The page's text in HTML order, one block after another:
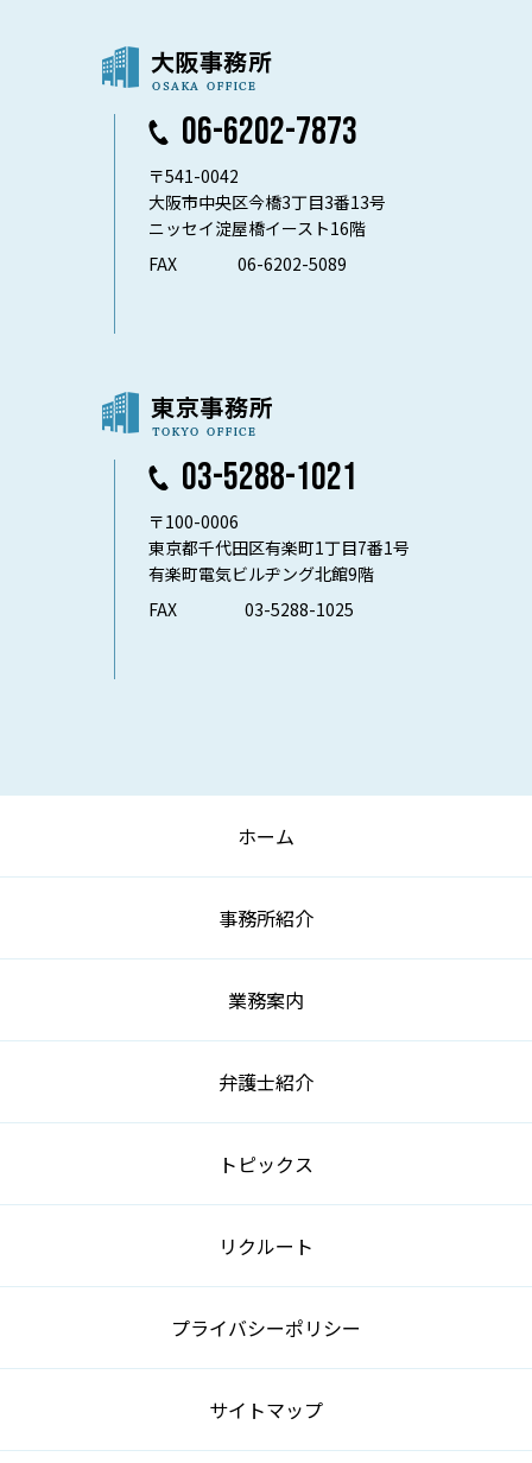
06-6202-7873
〒541-0042
大阪市中央区今橋3丁目3番13号
ニッセイ淀屋橋イースト16階
FAX
06-6202-5089
03-5288-1021
〒100-0006
東京都千代田区有楽町1丁目7番1号
有楽町電気ビルヂング北館9階
FAX
03-5288-1025
ホーム
事務所紹介
業務案内
弁護士紹介
トピックス
リクルート
プライバシーポリシー
サイトマップ